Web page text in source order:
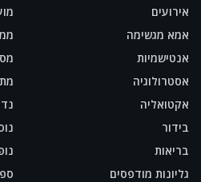
אירועים
אמא מגשימה
אנטישמיות
אסטרולוגיה
אקטואליה
בידור
בריאות
גליונות מודפסים